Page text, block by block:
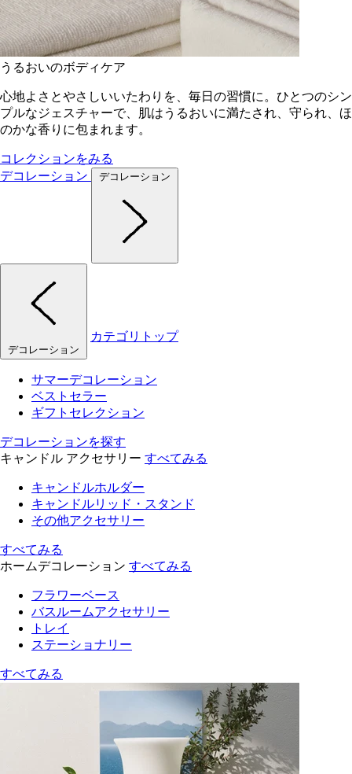
うるおいのボディケア
心地よさとやさしいいたわりを、毎日の習慣に。ひとつのシン
プルなジェスチャーで、肌はうるおいに満たされ、守られ、ほ
のかな香りに包まれます。
コレクションをみる
デコレーション
デコレーション
デコレーション
カテゴリトップ
サマーデコレーション
ベストセラー
ギフトセレクション
デコレーションを探す
キャンドル アクセサリー すべてみる
キャンドルホルダー
キャンドルリッド・スタンド
その他アクセサリー
すべてみる
ホームデコレーション すべてみる
フラワーベース
バスルームアクセサリー
トレイ
ステーショナリー
すべてみる